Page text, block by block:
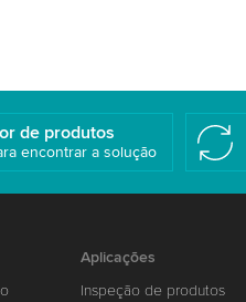
de produtos
encontrar a solução
Aplicações
Inspeção de produtos